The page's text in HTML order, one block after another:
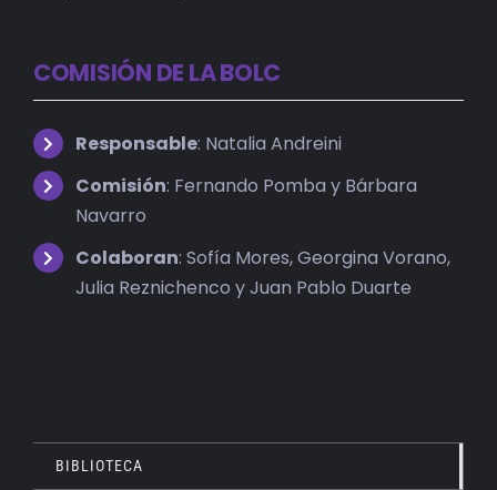
COMISIÓN DE LA BOLC
Responsable: Natalia Andreini
Comisión: Fernando Pomba y Bárbara
Navarro
Colaboran: Sofía Mores, Georgina Vorano,
Julia Reznichenco y Juan Pablo Duarte
BIBLIOTECA